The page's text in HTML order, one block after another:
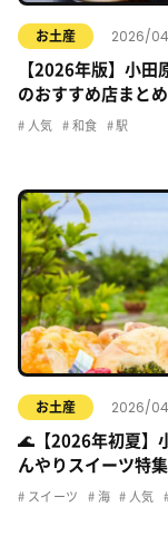
お土産 2026/
【2026年版】小田
のおすすめ店まとめ
人気 和食 駅
お土産 2026/
🌊【2026年初夏】
んやりスイーツ特集
スイーツ 海 人気